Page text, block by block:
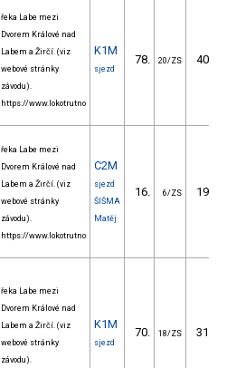
řeka Labe mezi
Dvorem Králové nad
Labem a Žirčí. (viz
webové stránky
závodu).
https://www.lokotrutno
K1M
sjezd
78. 20/ZS 407.03
řeka Labe mezi
Dvorem Králové nad
Labem a Žirčí. (viz
webové stránky
závodu).
https://www.lokotrutno
C2M
sjezd
ŠIŠMA
Matěj
16. 6/ZS 193.55
řeka Labe mezi
Dvorem Králové nad
Labem a Žirčí. (viz
webové stránky
závodu).
K1M
sjezd
70. 18/ZS 314.35